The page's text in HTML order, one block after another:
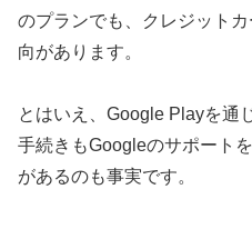
のプランでも、クレジット
向があります。
とはいえ、Google Playを通
手続きもGoogleのサポート
があるのも事実です。